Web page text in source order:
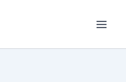
Menu